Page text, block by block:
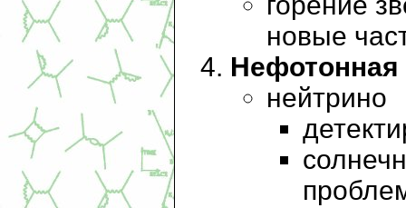
новые
Нефотонная
нейтрино